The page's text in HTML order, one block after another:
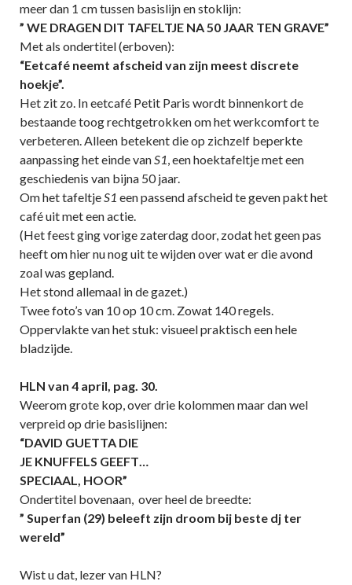
meer dan 1 cm tussen basislijn en stoklijn:
” WE DRAGEN DIT TAFELTJE NA 50 JAAR TEN GRAVE”
Met als ondertitel (erboven):
“Eetcafé neemt afscheid van zijn meest discrete
hoekje”.
Het zit zo. In eetcafé Petit Paris wordt binnenkort de
bestaande toog rechtgetrokken om het werkcomfort te
verbeteren. Alleen betekent die op zichzelf beperkte
aanpassing het einde vanS1, een hoektafeltje met een
geschiedenis van bijna 50 jaar.
Om het tafeltjeS1 een passend afscheid te geven pakt het
café uit met een actie.
(Het feest ging vorige zaterdag door, zodat het geen pas
heeft om hier nu nog uit te wijden over wat er die avond
zoal was gepland.
Het stond allemaal in de gazet.)
Twee foto’s van 10 op 10 cm. Zowat 140 regels.
Oppervlakte van het stuk: visueel praktisch een hele
bladzijde.
HLN van 4 april, pag. 30.
Weerom grote kop, over drie kolommen maar dan wel
verpreid op drie basislijnen:
“DAVID GUETTA DIE
JE KNUFFELS GEEFT…
SPECIAAL, HOOR”
Ondertitel bovenaan, over heel de breedte:
” Superfan (29) beleeft zijn droom bij beste dj ter
wereld”
Wist u dat, lezer van HLN?